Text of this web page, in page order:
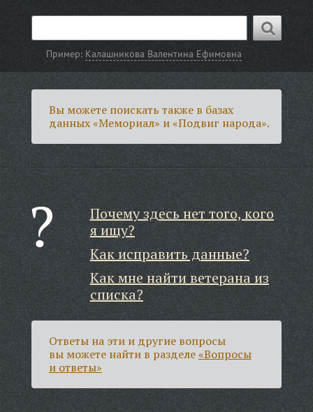
Пример: Калашникова Валентина Ефимовна
Вы можете поискать также в базах
данных «Мемориал» и «Подвиг народа».
Почему здесь нет того, кого
я ищу?
Как исправить данные?
Как мне найти ветерана из
списка?
Ответы на эти и другие вопросы
вы можете найти в разделе«Вопросы
и ответы»